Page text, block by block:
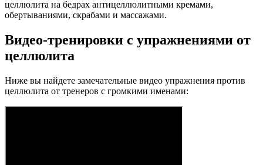
целлюлита на бедрах антицеллюлитными кремами,
обертываниями, скрабами и массажами.
Видео-тренировки с упражнениями от
целлюлита
Ниже вы найдете замечательные видео упражнения против
целлюлита от тренеров с громкими именами: